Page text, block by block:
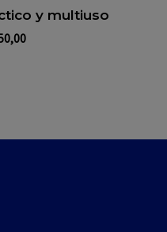
y multiuso